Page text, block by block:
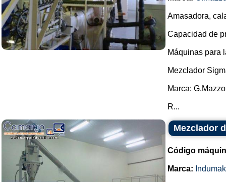
Amasadora,
Capacidad de
Máquinas para
Mezclador
Marca:
R...
Mezclador
Código
Marca: Indumak